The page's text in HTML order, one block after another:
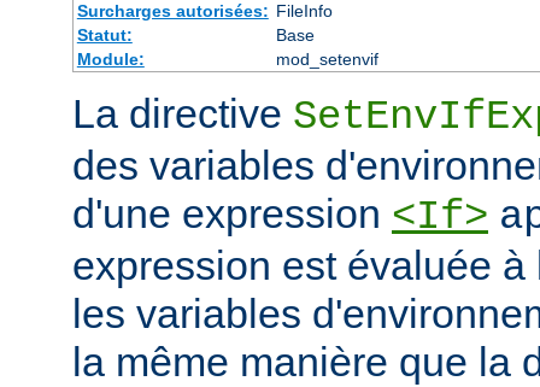
Surcharges autorisées: FileInfo
Statut:
Base
Module:
mod_setenvif
La directive
des variables
d'une expression <If>
expression est évaluée
les variables
la même manière que la